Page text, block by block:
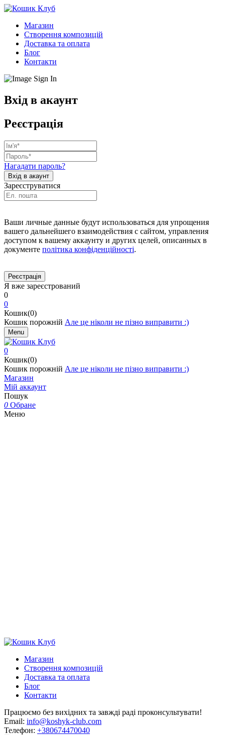
Магазин
Створення композицій
Доставка та оплата
Блог
Контакти
Вхід в акаунт
Реєстрація
Нагадати пароль?
Зареєструватися
Ваши личные данные будут использоваться для упрощения
вашего дальнейшего взаимодействия с сайтом, управления
доступом к вашему аккаунту и других целей, описанных в
документе політика конфіденційності.
Я вже зареєстрований
0
0
Кошик(0)
Кошик порожній Але це ніколи не пізно виправити :)
Menu
0
Кошик(0)
Кошик порожній Але це ніколи не пізно виправити :)
Магазин
Мій аккаунт
Пошук
0 Обране
Меню
Магазин
Створення композицій
Доставка та оплата
Блог
Контакти
Працюємо без вихідних та завжді раді проконсультувати!
Email: info@koshyk-club.com
Телефон: +380674470040